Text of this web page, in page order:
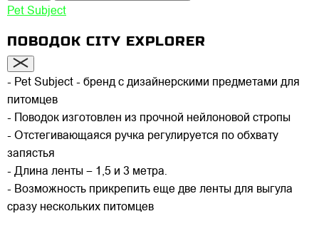
Pet Subject
ПОВОДОК CITY EXPLORER
- Pet Subject - бренд с дизайнерскими предметами для
питомцев
- Поводок изготовлен из прочной нейлоновой стропы
- Отстегивающаяся ручка регулируется по обхвату
запястья
- Длина ленты – 1,5 и 3 метра.
- Возможность прикрепить еще две ленты для выгула
сразу нескольких питомцев